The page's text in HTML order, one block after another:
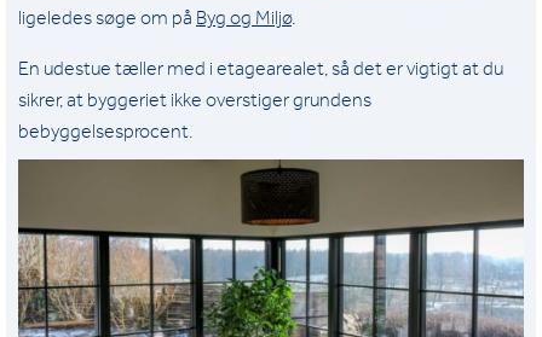
ligeledes søge om på Byg og Miljø.
En udestue tæller med i etagearealet, så det er vigtigt at du
sikrer, at byggeriet ikke overstiger grundens
bebyggelsesprocent.